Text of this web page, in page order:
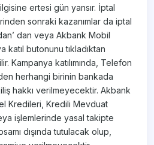
ertesi gün yansır. İptal
sonraki kazanımlar da iptal
dan veya Akbank Mobil
katıl butonunu tıkladıktan
Kampanya katılımında, Telefon
herhangi birinin bankada
hakkı verilmeyecektir. Akbank
Kredileri, Kredili Mevduat
işlemlerinde yasal takipte
dışında tutulacak olup,